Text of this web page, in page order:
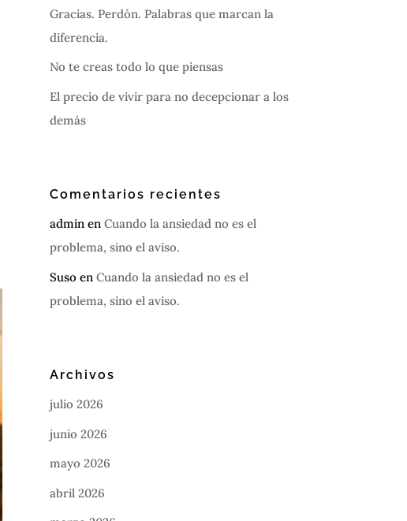
Gracias. Perdón. Palabras que marcan la
diferencia.
No te creas todo lo que piensas
El precio de vivir para no decepcionar a los
demás
Comentarios recientes
adminen Cuando la ansiedad no es el
problema, sino el aviso.
Suso en Cuando la ansiedad no es el
problema, sino el aviso.
Archivos
julio 2026
junio 2026
mayo 2026
abril 2026